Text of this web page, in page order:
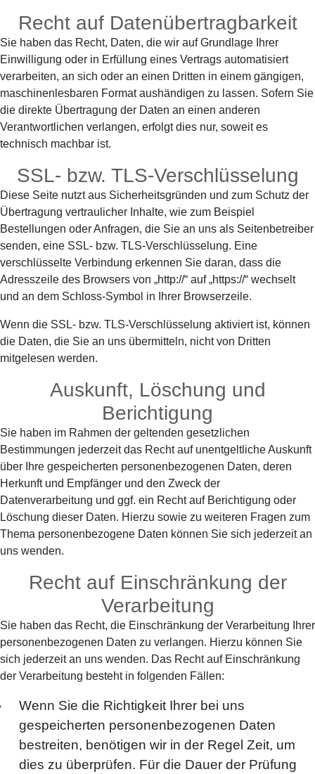
Recht auf Daten­übertrag­barkeit
Sie haben das Recht, Daten, die wir auf Grundlage Ihrer
Einwilligung oder in Erfüllung eines Vertrags automatisiert
verarbeiten, an sich oder an einen Dritten in einem gängigen,
maschinenlesbaren Format aushändigen zu lassen. Sofern Sie
die direkte Übertragung der Daten an einen anderen
Verantwortlichen verlangen, erfolgt dies nur, soweit es
technisch machbar ist.
SSL- bzw. TLS-Verschlüsselung
Diese Seite nutzt aus Sicherheitsgründen und zum Schutz der
Übertragung vertraulicher Inhalte, wie zum Beispiel
Bestellungen oder Anfragen, die Sie an uns als Seitenbetreiber
senden, eine SSL- bzw. TLS-Verschlüsselung. Eine
verschlüsselte Verbindung erkennen Sie daran, dass die
Adresszeile des Browsers von „http://“ auf „https://“ wechselt
und an dem Schloss-Symbol in Ihrer Browserzeile.
Wenn die SSL- bzw. TLS-Verschlüsselung aktiviert ist, können
die Daten, die Sie an uns übermitteln, nicht von Dritten
mitgelesen werden.
Auskunft, Löschung und
Berichtigung
Sie haben im Rahmen der geltenden gesetzlichen
Bestimmungen jederzeit das Recht auf unentgeltliche Auskunft
über Ihre gespeicherten personenbezogenen Daten, deren
Herkunft und Empfänger und den Zweck der
Datenverarbeitung und ggf. ein Recht auf Berichtigung oder
Löschung dieser Daten. Hierzu sowie zu weiteren Fragen zum
Thema personenbezogene Daten können Sie sich jederzeit an
uns wenden.
Recht auf Einschränkung der
Verarbeitung
Sie haben das Recht, die Einschränkung der Verarbeitung Ihrer
personenbezogenen Daten zu verlangen. Hierzu können Sie
sich jederzeit an uns wenden. Das Recht auf Einschränkung
der Verarbeitung besteht in folgenden Fällen:
Wenn Sie die Richtigkeit Ihrer bei uns
gespeicherten personenbezogenen Daten
bestreiten, benötigen wir in der Regel Zeit, um
dies zu überprüfen. Für die Dauer der Prüfung